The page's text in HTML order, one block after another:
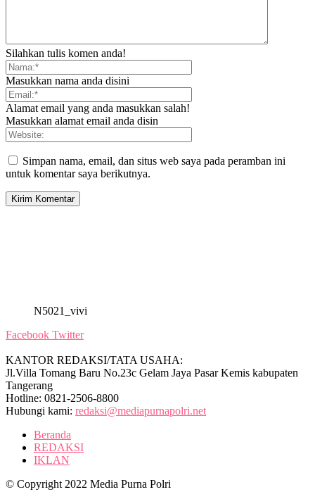
Silahkan tulis komen anda!
Masukkan nama anda disini
Alamat email yang anda masukkan salah!
Masukkan alamat email anda disin
Simpan nama, email, dan situs web saya pada peramban ini
untuk komentar saya berikutnya.
N5021_vivi
Facebook Twitter
KANTOR REDAKSI/TATA USAHA:
Jl.Villa Tomang Baru No.23c Gelam Jaya Pasar Kemis kabupaten
Tangerang
Hotline: 0821-2506-8800
Hubungi kami: redaksi@mediapurnapolri.net
Beranda
REDAKSI
IKLAN
© Copyright 2022 Media Purna Polri